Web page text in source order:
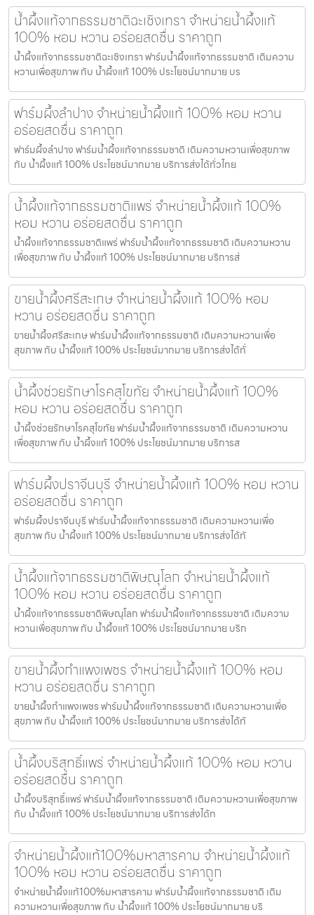
น้ำผึ้งแท้จากธรรมชาติฉะเชิงเทรา จำหน่ายน้ำผึ้งแท้
100% หอม หวาน อร่อยสดชื่น ราคาถูก
น้ำผึ้งแท้จากธรรมชาติฉะเชิงเทรา ฟาร์มน้ำผึ้งแท้จากธรรมชาติ เติมความ
หวานเพื่อสุขภาพ กับ น้ำผึ้งแท้ 100% ประโยชน์มากมาย บร
ฟาร์มผึ้งลำปาง จำหน่ายน้ำผึ้งแท้ 100% หอม หวาน
อร่อยสดชื่น ราคาถูก
ฟาร์มผึ้งลำปาง ฟาร์มน้ำผึ้งแท้จากธรรมชาติ เติมความหวานเพื่อสุขภาพ
กับ น้ำผึ้งแท้ 100% ประโยชน์มากมาย บริการส่งได้ทั่วไทย
น้ำผึ้งแท้จากธรรมชาติแพร่ จำหน่ายน้ำผึ้งแท้ 100%
หอม หวาน อร่อยสดชื่น ราคาถูก
น้ำผึ้งแท้จากธรรมชาติแพร่ ฟาร์มน้ำผึ้งแท้จากธรรมชาติ เติมความหวาน
เพื่อสุขภาพ กับ น้ำผึ้งแท้ 100% ประโยชน์มากมาย บริการส่
ขายน้ำผึ้งศรีสะเกษ จำหน่ายน้ำผึ้งแท้ 100% หอม
หวาน อร่อยสดชื่น ราคาถูก
ขายน้ำผึ้งศรีสะเกษ ฟาร์มน้ำผึ้งแท้จากธรรมชาติ เติมความหวานเพื่อ
สุขภาพ กับ น้ำผึ้งแท้ 100% ประโยชน์มากมาย บริการส่งได้ทั่
น้ำผึ้งช่วยรักษาโรคสุโขทัย จำหน่ายน้ำผึ้งแท้ 100%
หอม หวาน อร่อยสดชื่น ราคาถูก
น้ำผึ้งช่วยรักษาโรคสุโขทัย ฟาร์มน้ำผึ้งแท้จากธรรมชาติ เติมความหวาน
เพื่อสุขภาพ กับ น้ำผึ้งแท้ 100% ประโยชน์มากมาย บริการส
ฟาร์มผึ้งปราจีนบุรี จำหน่ายน้ำผึ้งแท้ 100% หอม หวาน
อร่อยสดชื่น ราคาถูก
ฟาร์มผึ้งปราจีนบุรี ฟาร์มน้ำผึ้งแท้จากธรรมชาติ เติมความหวานเพื่อ
สุขภาพ กับ น้ำผึ้งแท้ 100% ประโยชน์มากมาย บริการส่งได้ทั
น้ำผึ้งแท้จากธรรมชาติพิษณุโลก จำหน่ายน้ำผึ้งแท้
100% หอม หวาน อร่อยสดชื่น ราคาถูก
น้ำผึ้งแท้จากธรรมชาติพิษณุโลก ฟาร์มน้ำผึ้งแท้จากธรรมชาติ เติมความ
หวานเพื่อสุขภาพ กับ น้ำผึ้งแท้ 100% ประโยชน์มากมาย บริก
ขายน้ำผึ้งกำแพงเพชร จำหน่ายน้ำผึ้งแท้ 100% หอม
หวาน อร่อยสดชื่น ราคาถูก
ขายน้ำผึ้งกำแพงเพชร ฟาร์มน้ำผึ้งแท้จากธรรมชาติ เติมความหวานเพื่อ
สุขภาพ กับ น้ำผึ้งแท้ 100% ประโยชน์มากมาย บริการส่งได้ทั
น้ำผึ้งบริสุทธิ์แพร่ จำหน่ายน้ำผึ้งแท้ 100% หอม หวาน
อร่อยสดชื่น ราคาถูก
น้ำผึ้งบริสุทธิ์แพร่ ฟาร์มน้ำผึ้งแท้จากธรรมชาติ เติมความหวานเพื่อสุขภาพ
กับ น้ำผึ้งแท้ 100% ประโยชน์มากมาย บริการส่งได้ท
จำหน่ายน้ำผึ้งแท้100%มหาสารคาม จำหน่ายน้ำผึ้งแท้
100% หอม หวาน อร่อยสดชื่น ราคาถูก
จำหน่ายน้ำผึ้งแท้100%มหาสารคาม ฟาร์มน้ำผึ้งแท้จากธรรมชาติ เติม
ความหวานเพื่อสุขภาพ กับ น้ำผึ้งแท้ 100% ประโยชน์มากมาย บริ